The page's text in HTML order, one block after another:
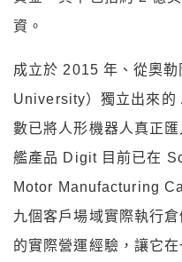
資。
成立於 2015 年、從奧
University）獨立出來
數已將人形機器人真正
艦產品 Digit 目前已在
Motor Manufacturing
九個客戶場域實際執行
的實際營運經驗，讓它